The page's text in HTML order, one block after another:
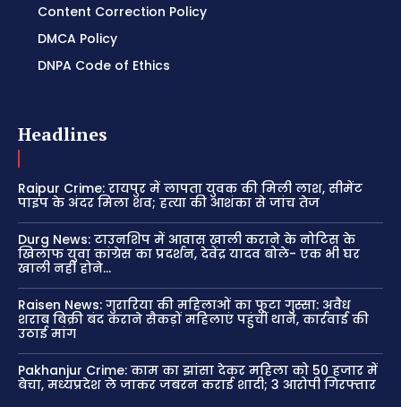
Content Correction Policy
DMCA Policy
DNPA Code of Ethics
Headlines
Raipur Crime: रायपुर में लापता युवक की मिली लाश, सीमेंट
पाइप के अंदर मिला शव; हत्या की आशंका से जांच तेज
Durg News: टाउनशिप में आवास खाली कराने के नोटिस के
खिलाफ युवा कांग्रेस का प्रदर्शन, देवेंद्र यादव बोले- एक भी घर
खाली नहीं होने...
Raisen News: गुरारिया की महिलाओं का फूटा गुस्सा: अवैध
शराब बिक्री बंद कराने सैकड़ों महिलाएं पहुंचीं थाने, कार्रवाई की
उठाई मांग
Pakhanjur Crime: काम का झांसा देकर महिला को 50 हजार में
बेचा, मध्यप्रदेश ले जाकर जबरन कराई शादी; 3 आरोपी गिरफ्तार